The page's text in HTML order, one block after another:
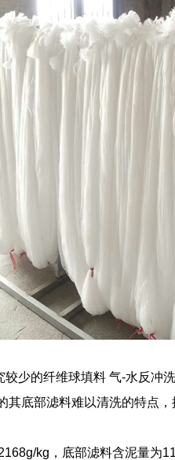
少的纤维球填料 气-水反冲
其底部滤料难以清洗的特点
kg，底部滤料含泥量为